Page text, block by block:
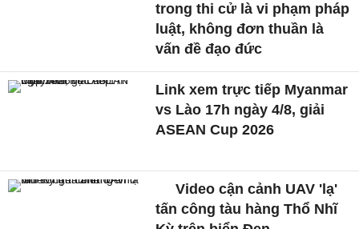
trong thi cử là vi phạm pháp
luật, không đơn thuần là
vấn đề đạo đức
Link xem trực tiếp Myanmar
vs Lào 17h ngày 4/8, giải
ASEAN Cup 2026
Video cận cảnh UAV 'lạ'
tấn công tàu hàng Thổ Nhĩ